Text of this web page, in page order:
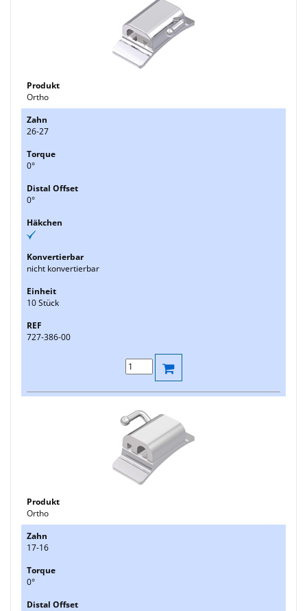
Ortho
26-27
0°
0°
nicht konvertierbar
10 Stück
727-386-00
Ortho
17-16
0°